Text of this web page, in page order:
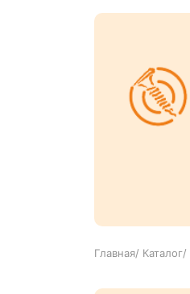
Главная/ Каталог/